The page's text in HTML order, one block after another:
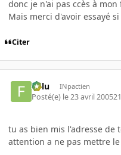
donc je n'ai pas ccès à mon
Mais merci d'avoir essayé
Citer
Fulu INpactien
Posté(e) le 23 avril 2005
tu as bien mis l'adresse de
attention a ne pas mettre